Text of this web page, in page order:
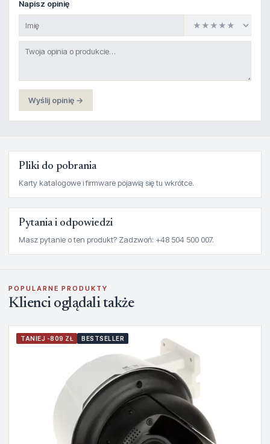
Napisz opinię
Wyślij opinię →
Pliki do pobrania
Karty katalogowe i firmware pojawią się tu wkrótce.
Pytania i odpowiedzi
Masz pytanie o ten produkt? Zadzwoń: +48 504 500 007.
POPULARNE PRODUKTY
Klienci oglądali także
TANIEJ -809 ZŁ BESTSELLER